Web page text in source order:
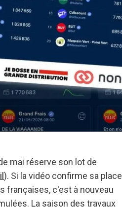
mai réserve son lot de
). Si la vidéo confirme sa place
françaises, c'est à nouveau
La saison des travaux